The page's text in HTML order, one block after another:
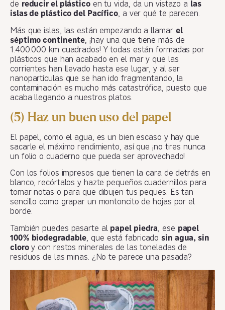
de reducir el plásticoen tu vida, da un vistazo a las
islas de plástico del Pacífico, a ver qué te parecen.
Más que islas, las están empezando a llamar el
séptimo continente, ¡hay una que tiene más de
1.400.000 km cuadrados! Y todas están formadas por
plásticos que han acabado en el mar y que las
corrientes han llevado hasta ese lugar, y al ser
nanopartículas que se han ido fragmentando, la
contaminación es mucho más catastrófica, puesto que
acaba llegando a nuestros platos.
(5) Haz un buen uso del papel
El papel, como el agua, es un bien escaso y hay que
sacarle el máximo rendimiento, así que ¡no tires nunca
un folio o cuaderno que pueda ser aprovechado!
Con los folios impresos que tienen la cara de detrás en
blanco, recórtalos y hazte pequeños cuadernillos para
tomar notas o para que dibujen tus peques. Es tan
sencillo como grapar un montoncito de hojas por el
borde.
También puedes pasarte al papel piedra, ese papel
100% biodegradable, que está fabricadosin agua, sin
cloroy con restos minerales de las toneladas de
residuos de las minas. ¿No te parece una pasada?